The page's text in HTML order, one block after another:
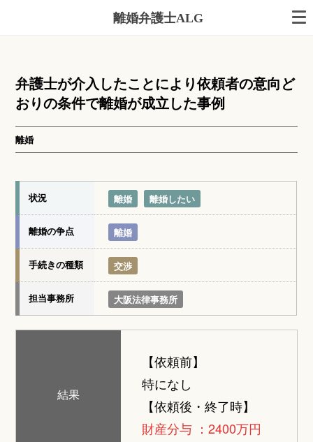
離婚弁護士ALG
弁護士が介入したことにより依頼者の意向ど
おりの条件で離婚が成立した事例
離婚
状況 離婚 離婚したい
離婚の争点 離婚
手続きの種類 交渉
担当事務所 大阪法律事務所
結果
【依頼前】
特になし
【依頼後・終了時】
財産分与 ：2400万円